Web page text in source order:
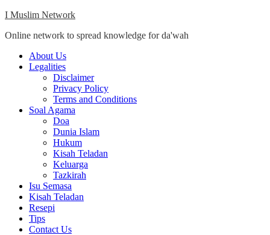
Skip
content
I Muslim Network
Online network to spread knowledge for da'wah
Close
Menu
About Us
Legalities
Disclaimer
Privacy Policy
Terms and Conditions
Soal Agama
Doa
Dunia Islam
Hukum
Kisah Teladan
Keluarga
Tazkirah
Isu Semasa
Kisah Teladan
Resepi
Tips
Contact Us